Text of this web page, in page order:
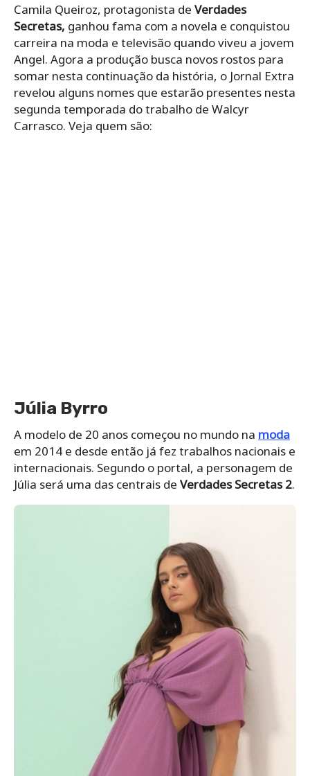
Camila Queiroz, protagonista de Verdades
Secretas, ganhou fama com a novela e conquistou
carreira na moda e televisão quando viveu a jovem
Angel. Agora a produção busca novos rostos para
somar nesta continuação da história, o Jornal Extra
revelou alguns nomes que estarão presentes nesta
segunda temporada do trabalho de Walcyr
Carrasco. Veja quem são:
Júlia Byrro
A modelo de 20 anos começou no mundo na moda
em 2014 e desde então já fez trabalhos nacionais e
internacionais. Segundo o portal, a personagem de
Júlia será uma das centrais de Verdades Secretas 2.